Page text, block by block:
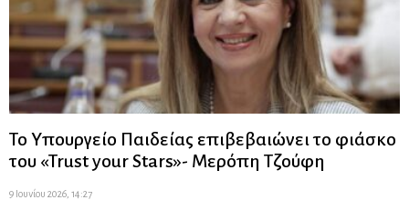
Το Υπουργείο Παιδείας επιβεβαιώνει το φιάσκο
του «Trust your Stars»- Μερόπη Τζούφη
9 Ιουνίου 2026, 14:27